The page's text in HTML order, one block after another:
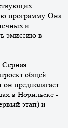
программу. Она
и
эмиссию в
Серная
общей
предполагает
в Норильске -
этап) и